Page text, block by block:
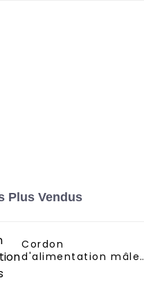
Plus Vendus
Cordon
d'alimentation mâle